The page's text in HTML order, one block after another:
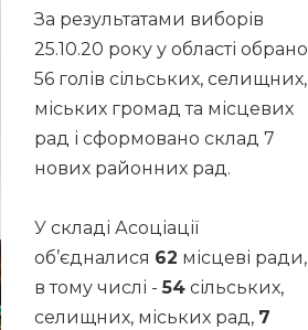
За результатами виборів
25.10.20 року у області обрано
56 голів сільських, селищних,
міських громад та місцевих
рад і сформовано склад 7
нових районних рад.
У складі Асоціації
об’єдналися 62 місцеві ради,
в тому числі -54 сільських,
селищних, міських рад, 7